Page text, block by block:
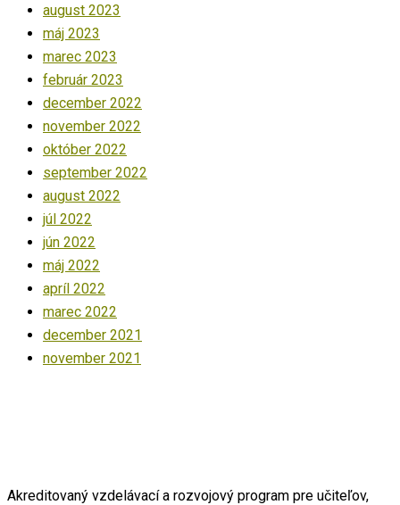
august 2023
máj 2023
marec 2023
február 2023
december 2022
november 2022
október 2022
september 2022
august 2022
júl 2022
jún 2022
máj 2022
apríl 2022
marec 2022
december 2021
november 2021
Akreditovaný vzdelávací a rozvojový program pre učiteľov,